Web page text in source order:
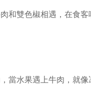
雙色椒相遇，在食客
水果遇上牛肉，就像